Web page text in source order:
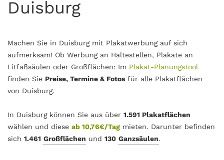
Duisburg
Machen Sie in Duisburg mit Plakatwerbung auf sich
aufmerksam! Ob Werbung an Haltestellen, Plakate an
Litfaßsäulen oder Großflächen: Im Plakat-Planungstool
finden Sie Preise, Termine & Fotos für alle Plakatflächen
von Duisburg.
In Duisburg können Sie aus über 1.591 Plakatflächen
wählen und diese ab 10,76€/Tag mieten. Darunter befinden
sich 1.461 Großflächen und 130 Ganzsäulen.